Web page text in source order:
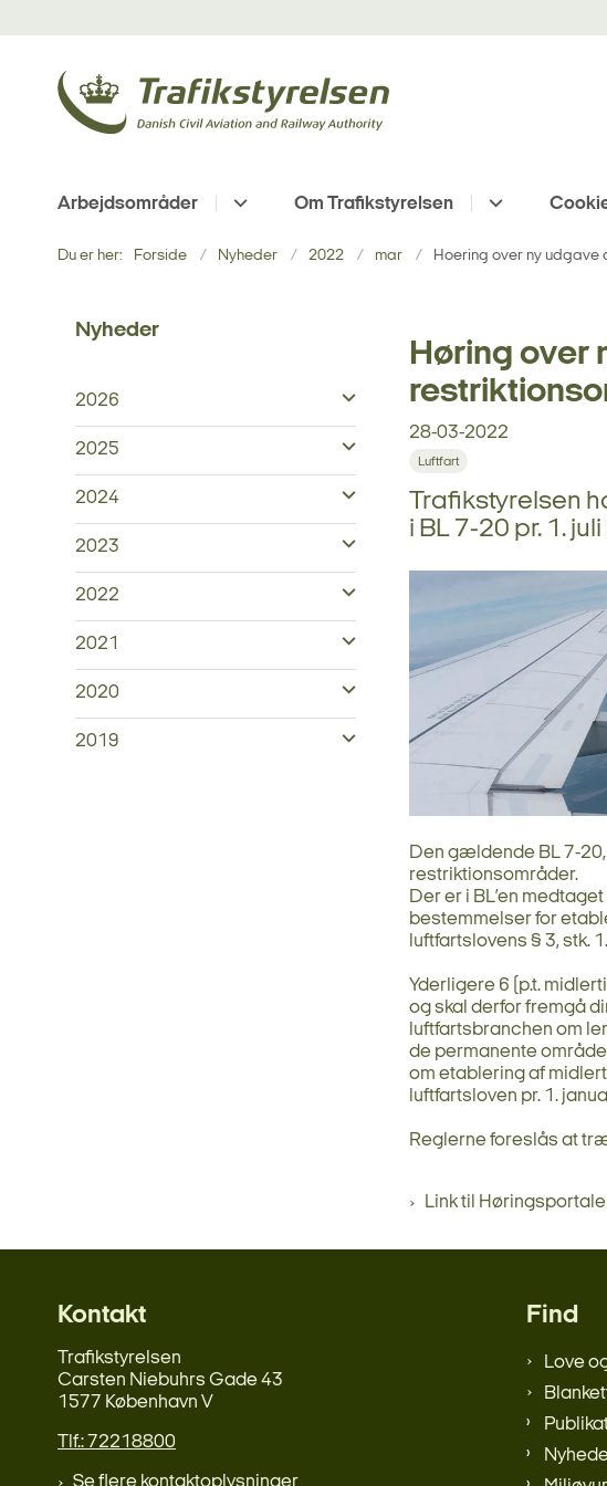
Arbejdsområder Om Trafikstyrelsen
Du er her: Forside Nyheder 2022 mar Hoering over ny udgave
Nyheder
2026
2025
2024
2023
2022
2021
2020
2019
Høring over
28-03-2022
Luftfart
Trafikstyrelsen
i BL 7-20 pr. 1.
Den gældende BL 7-
restriktionsområder.
Der er i BL’en
bestemmelser for
luftfartslovens § 3, stk. 1.
Yderligere 6 (p.t.
og skal derfor fremgå
luftfartsbranchen om
de permanente
om etablering af
luftfartsloven pr. 1.
Reglerne foreslås at
Link til
Kontakt
Trafikstyrelsen
Carsten Niebuhrs Gade 43
1577 København V
Tlf.: 72218800
Se flere kontaktoplysninger
Find
Love